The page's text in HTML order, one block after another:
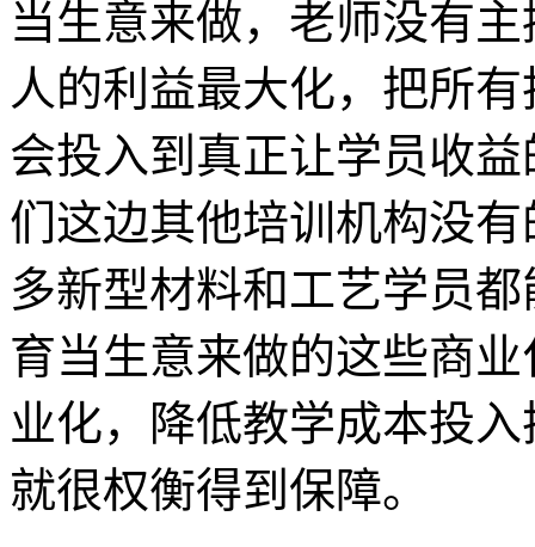
当生意来做，老师没有
人的利益最大化，把所
会投入到真正让学员收
们这边其他培训机构没
多新型材料和工艺学员
育当生意来做的这些商
业化，降低教学成本投
就很权衡得到保障。